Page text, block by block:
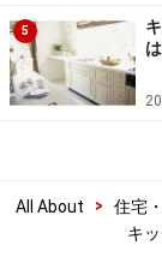
5
All About > 住宅
キ